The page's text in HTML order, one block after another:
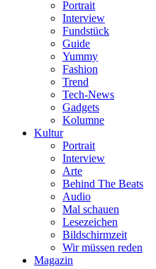
Portrait
Interview
Fundstück
Guide
Yummy
Fashion
Trend
Tech-News
Gadgets
Kolumne
Kultur
Portrait
Interview
Arte
Behind The Beats
Audio
Mal schauen
Lesezeichen
Bildschirmzeit
Wir müssen reden
Magazin